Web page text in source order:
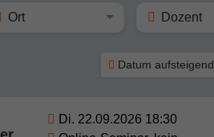
Ort Dozent
Datum aufsteigend
Di. 22.09.2026 18:30